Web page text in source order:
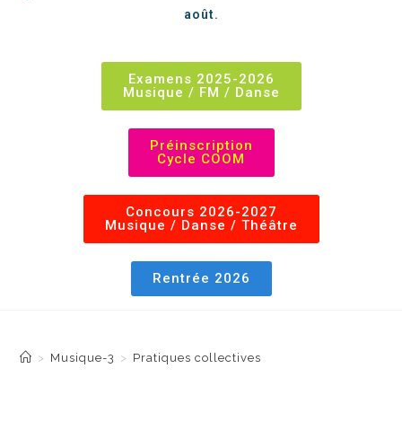
août.
Examens 2025-2026
Musique / FM / Danse
Préinscription
Cycle COOM
Concours 2026-2027
Musique / Danse / Théâtre
Rentrée 2026
> Musique-3 > Pratiques collectives